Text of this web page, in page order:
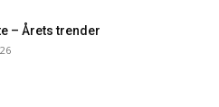
– Årets trender